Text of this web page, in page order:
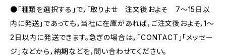
●「種類を選択する」で，「取りよせ 注文後およそ 7〜15日以
内に発送」であっても，当社に在庫があれば，ご注文後およそ，1〜
2日以内に発送できます。急ぎの場合は，「CONTACT」「メッセー
ジ」などから，納期などを，問い合わせてください。